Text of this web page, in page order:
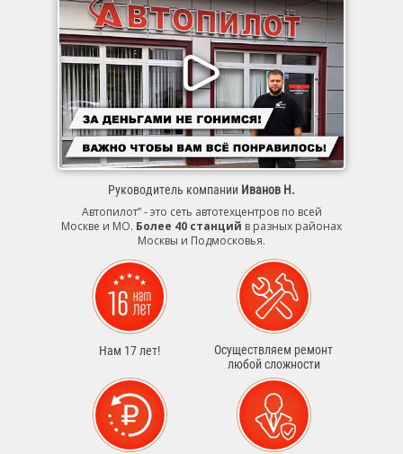
Руководитель компании Иванов Н.
Автопилот” - это сеть автотехцентров по всей
Москве и МО. Более 40 станций в разных районах
Москвы и Подмосковья.
Нам 17 лет!
Осуществляем ремонт
любой сложности